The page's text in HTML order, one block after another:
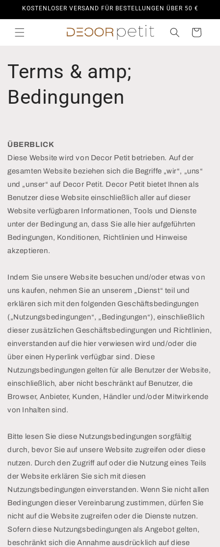
zum
Inhalt
KOSTENLOSER VERSAND FÜR BESTELLUNGEN ÜBER 50 €
Warenkorb
Terms & amp;
Bedingungen
ÜBERBLICK
Diese Website wird von Decor Petit betrieben. Auf der
gesamten Website beziehen sich die Begriffe „wir“, „uns“
und „unser“ auf Decor Petit. Decor Petit bietet Ihnen als
Benutzer diese Website einschließlich aller auf dieser
Website verfügbaren Informationen, Tools und Dienste
unter der Bedingung an, dass Sie alle hier aufgeführten
Bedingungen, Konditionen, Richtlinien und Hinweise
akzeptieren.
Indem Sie unsere Website besuchen und/oder etwas von
uns kaufen, nehmen Sie an unserem „Dienst“ teil und
erklären sich mit den folgenden Geschäftsbedingungen
(„Nutzungsbedingungen“, „Bedingungen“), einschließlich
dieser zusätzlichen Geschäftsbedingungen und Richtlinien,
einverstanden auf die hier verwiesen wird und/oder die
über einen Hyperlink verfügbar sind. Diese
Nutzungsbedingungen gelten für alle Benutzer der Website,
einschließlich, aber nicht beschränkt auf Benutzer, die
Browser, Anbieter, Kunden, Händler und/oder Mitwirkende
von Inhalten sind.
Bitte lesen Sie diese Nutzungsbedingungen sorgfältig
durch, bevor Sie auf unsere Website zugreifen oder diese
nutzen. Durch den Zugriff auf oder die Nutzung eines Teils
der Website erklären Sie sich mit diesen
Nutzungsbedingungen einverstanden. Wenn Sie nicht allen
Bedingungen dieser Vereinbarung zustimmen, dürfen Sie
nicht auf die Website zugreifen oder die Dienste nutzen.
Sofern diese Nutzungsbedingungen als Angebot gelten,
beschränkt sich die Annahme ausdrücklich auf diese